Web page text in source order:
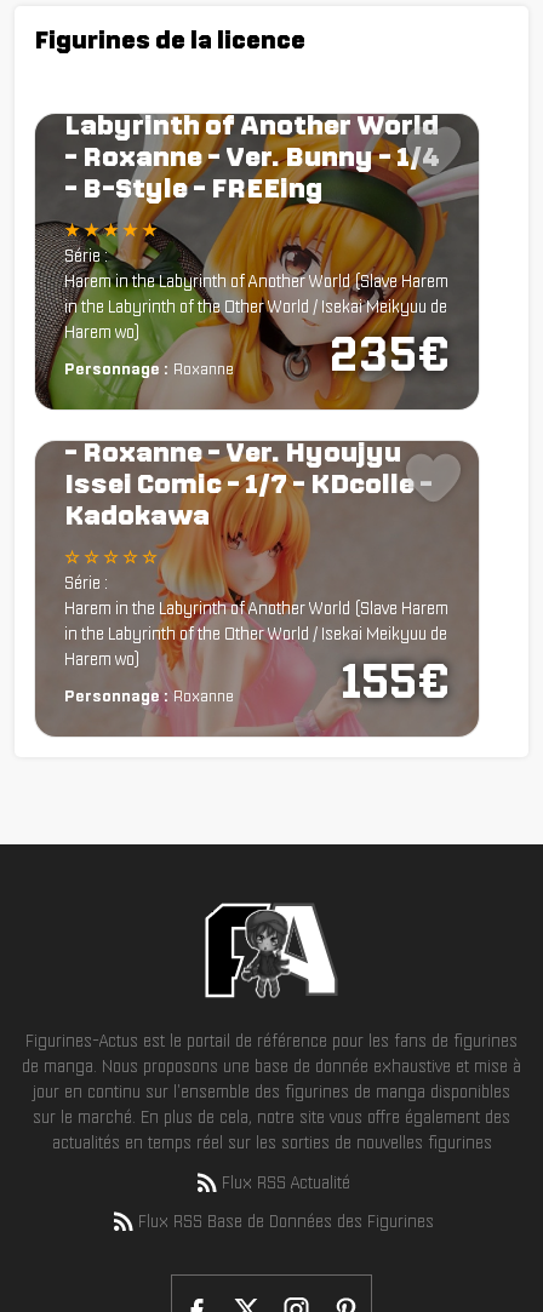
Figurines de la licence
235€
Labyrinth of Another World
- Roxanne - Ver. Bunny - 1/4
- B-Style - FREEing
★ ★ ★ ★ ★
Série :
Harem in the Labyrinth of Another World (Slave Harem
in the Labyrinth of the Other World / Isekai Meikyuu de
Harem wo)
Personnage : Roxanne
155€
Figurine Harem in the
Labyrinth of Another World
- Roxanne - Ver. Hyoujyu
Issei Comic - 1/7 - KDcolle -
Kadokawa
☆ ☆ ☆ ☆ ☆
Série :
Harem in the Labyrinth of Another World (Slave Harem
in the Labyrinth of the Other World / Isekai Meikyuu de
Harem wo)
Personnage : Roxanne
Figurines-Actus est le portail de référence pour les fans de figurines
de manga. Nous proposons une base de donnée exhaustive et mise à
jour en continu sur l'ensemble des figurines de manga disponibles
sur le marché. En plus de cela, notre site vous offre également des
actualités en temps réel sur les sorties de nouvelles figurines
Flux RSS Actualité
Flux RSS Base de Données des Figurines